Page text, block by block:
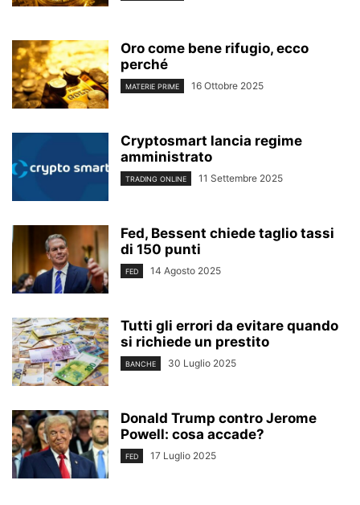
Oro come bene rifugio, ecco
perché
MATERIE PRIME 16 Ottobre 2025
Cryptosmart lancia regime
amministrato
TRADING ONLINE 11 Settembre 2025
Fed, Bessent chiede taglio tassi
di 150 punti
FED 14 Agosto 2025
Tutti gli errori da evitare quando
si richiede un prestito
BANCHE 30 Luglio 2025
Donald Trump contro Jerome
Powell: cosa accade?
FED 17 Luglio 2025